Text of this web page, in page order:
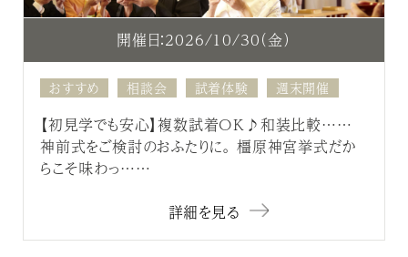
開催日：2026/10/30（金）
おすすめ 相談会 試着体験 週末開催
【初見学でも安心】複数試着OK♪和装比較……
神前式をご検討のおふたりに。 橿原神宮挙式だか
らこそ味わっ……
詳細を見る